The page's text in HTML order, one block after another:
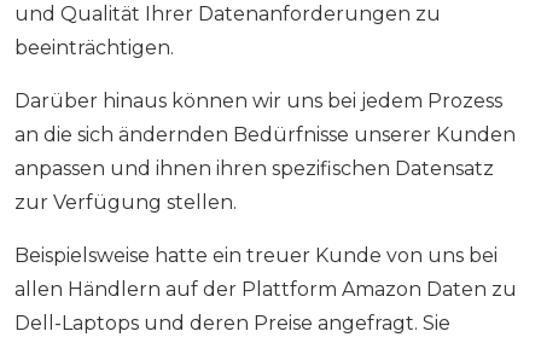
und Qualität Ihrer Datenanforderungen zu
beeinträchtigen.
Darüber hinaus können wir uns bei jedem Prozess
an die sich ändernden Bedürfnisse unserer Kunden
anpassen und ihnen ihren spezifischen Datensatz
zur Verfügung stellen.
Beispielsweise hatte ein treuer Kunde von uns bei
allen Händlern auf der Plattform Amazon Daten zu
Dell-Laptops und deren Preise angefragt. Sie